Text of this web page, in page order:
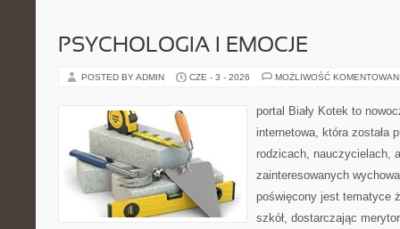
PSYCHOLOGIA I EMOCJE
POSTED BY ADMIN CZE - 3 - 2026 MOŻLIWOŚĆ
portal Biały Kotek to
internetowa, która została
rodzicach, nauczycielach,
zainteresowanych
poświęcony jest tematyce
szkół, dostarczając